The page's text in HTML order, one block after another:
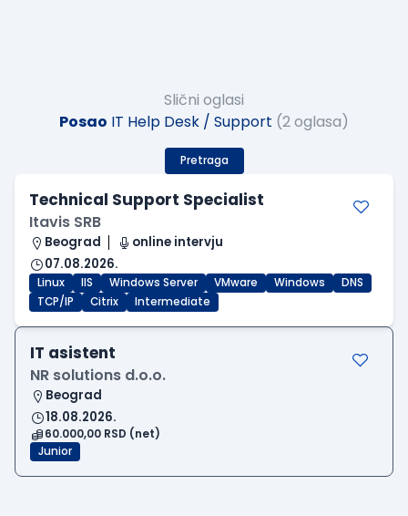
Slični oglasi
Posao IT Help Desk / Support (2 oglasa)
Pretraga
Technical Support Specialist
Itavis SRB
Beograd
online intervju
07.08.2026.
Linux IIS Windows Server VMware Windows
DNS
TCP/IP
Citrix Intermediate
IT asistent
NR solutions d.o.o.
Beograd
18.08.2026.
60.000,00 RSD (net)
Junior